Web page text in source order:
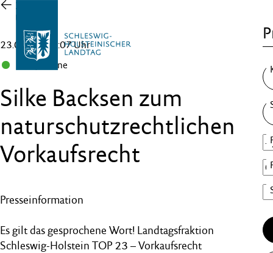
Zur
Übersicht
23.03.23 , 18:07 Uhr
B 90/Grüne
Silke Backsen zum
naturschutzrechtlichen
Vorkaufsrecht
Presseinformation
Es gilt das gesprochene Wort! Landtagsfraktion
Schleswig-Holstein TOP 23 – Vorkaufsrecht